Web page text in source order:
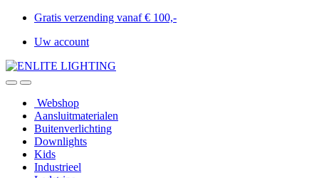
Gratis verzending vanaf € 100,-
Uw account
Webshop
Aansluitmaterialen
Buitenverlichting
Downlights
Kids
Industrieel